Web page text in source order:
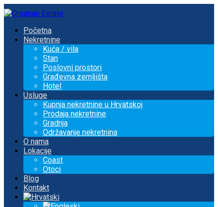
Početna
Nekretnine
Kuća / vila
Stan
Poslovni prostori
Građevna zemljišta
Hotel
Usluge
Kupnja nekretnine u Hrvatskoj
Prodaja nekretnine
Gradnja
Održavanje nekretnina
O nama
Lokacije
Coast
Otoci
Blog
Kontakt